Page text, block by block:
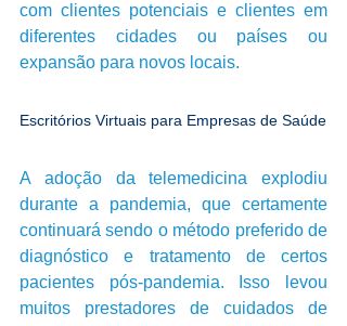
com clientes potenciais e clientes em
diferentes cidades ou países ou
expansão para novos locais.
A adoção da telemedicina explodiu
durante a pandemia, que certamente
continuará sendo o método preferido de
diagnóstico e tratamento de certos
pacientes pós-pandemia. Isso levou
muitos prestadores de cuidados de